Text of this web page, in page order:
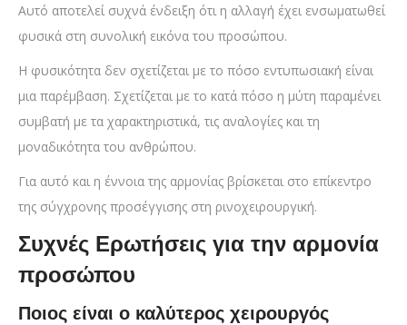
Αυτό αποτελεί συχνά ένδειξη ότι η αλλαγή έχει ενσωματωθεί
φυσικά στη συνολική εικόνα του προσώπου.
Η φυσικότητα δεν σχετίζεται με το πόσο εντυπωσιακή είναι
μια παρέμβαση. Σχετίζεται με το κατά πόσο η μύτη παραμένει
συμβατή με τα χαρακτηριστικά, τις αναλογίες και τη
μοναδικότητα του ανθρώπου.
Για αυτό και η έννοια της αρμονίας βρίσκεται στο επίκεντρο
της σύγχρονης προσέγγισης στη ρινοχειρουργική.
Συχνές Ερωτήσεις για την αρμονία
προσώπου
Ποιος είναι ο καλύτερος χειρουργός